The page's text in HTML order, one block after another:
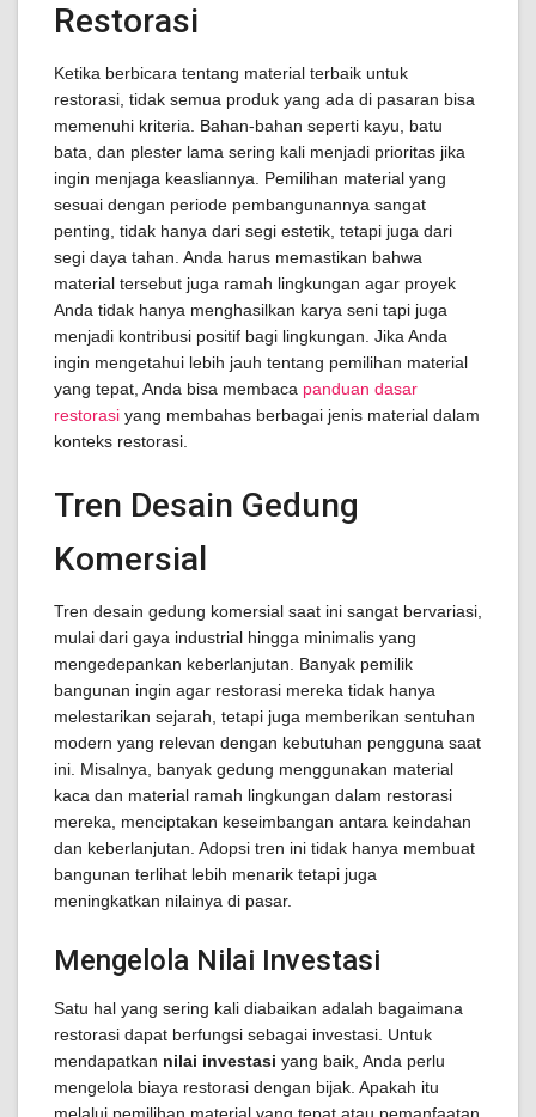
Restorasi
Ketika berbicara tentang material terbaik untuk
restorasi, tidak semua produk yang ada di pasaran bisa
memenuhi kriteria. Bahan-bahan seperti kayu, batu
bata, dan plester lama sering kali menjadi prioritas jika
ingin menjaga keasliannya. Pemilihan material yang
sesuai dengan periode pembangunannya sangat
penting, tidak hanya dari segi estetik, tetapi juga dari
segi daya tahan. Anda harus memastikan bahwa
material tersebut juga ramah lingkungan agar proyek
Anda tidak hanya menghasilkan karya seni tapi juga
menjadi kontribusi positif bagi lingkungan. Jika Anda
ingin mengetahui lebih jauh tentang pemilihan material
yang tepat, Anda bisa membaca panduan dasar
restorasi yang membahas berbagai jenis material dalam
konteks restorasi.
Tren Desain Gedung
Komersial
Tren desain gedung komersial saat ini sangat bervariasi,
mulai dari gaya industrial hingga minimalis yang
mengedepankan keberlanjutan. Banyak pemilik
bangunan ingin agar restorasi mereka tidak hanya
melestarikan sejarah, tetapi juga memberikan sentuhan
modern yang relevan dengan kebutuhan pengguna saat
ini. Misalnya, banyak gedung menggunakan material
kaca dan material ramah lingkungan dalam restorasi
mereka, menciptakan keseimbangan antara keindahan
dan keberlanjutan. Adopsi tren ini tidak hanya membuat
bangunan terlihat lebih menarik tetapi juga
meningkatkan nilainya di pasar.
Mengelola Nilai Investasi
Satu hal yang sering kali diabaikan adalah bagaimana
restorasi dapat berfungsi sebagai investasi. Untuk
mendapatkan nilai investasi yang baik, Anda perlu
mengelola biaya restorasi dengan bijak. Apakah itu